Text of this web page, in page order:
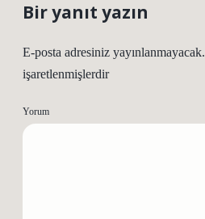
Bir yanıt yazın
E-posta adresiniz yayınlanmayacak.
işaretlenmişlerdir
Yorum